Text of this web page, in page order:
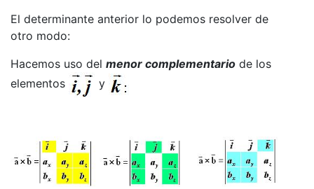
El determinante anterior lo podemos resolver de
otro modo:
Hacemos uso del menor complementario de los
elementos
y